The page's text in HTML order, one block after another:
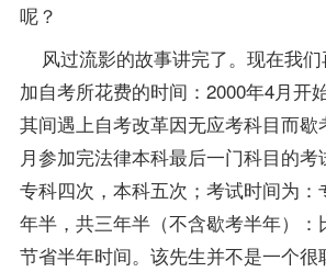
呢？
风过流影的故事讲完了。现在我
加自考所花费的时间：2000年4月开
其间遇上自考改革因无应考科目而歇
月参加完法律本科最后一门科目的考
专科四次，本科五次；考试时间为：
年半，共三年半（不含歇考半年）
节省半年时间。该先生并不是一个很